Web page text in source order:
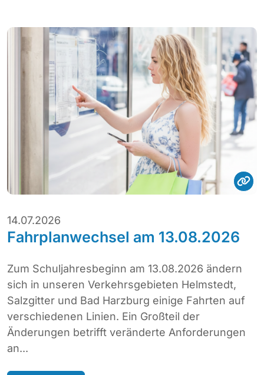
14.07.2026
Fahrplanwechsel am 13.08.2026
Zum Schuljahresbeginn am 13.08.2026 ändern
sich in unseren Verkehrsgebieten Helmstedt,
Salzgitter und Bad Harzburg einige Fahrten auf
verschiedenen Linien. Ein Großteil der
Änderungen betrifft veränderte Anforderungen
an...